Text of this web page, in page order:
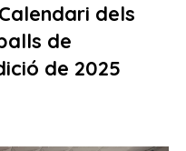
dels
de
de 2025